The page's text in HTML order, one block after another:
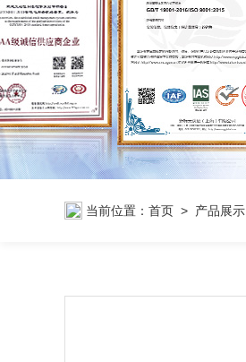
当前位置： 首页 > 产品展示